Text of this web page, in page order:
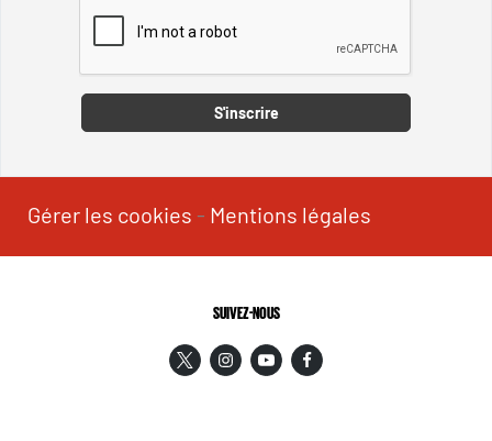
S'inscrire
Gérer les cookies - Mentions légales
SUIVEZ-NOUS